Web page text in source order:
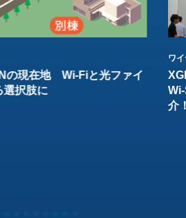
の現在地 Wi-Fiと光ファイ
選択肢に
ワ
介